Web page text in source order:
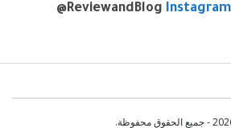
@ReviewandBlog